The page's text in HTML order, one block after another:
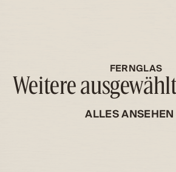
FERNGLAS
Weitere
ALLESANSEHEN